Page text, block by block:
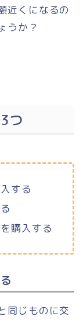
近くになるの
うか？
つ
する
購入する
同じものに交